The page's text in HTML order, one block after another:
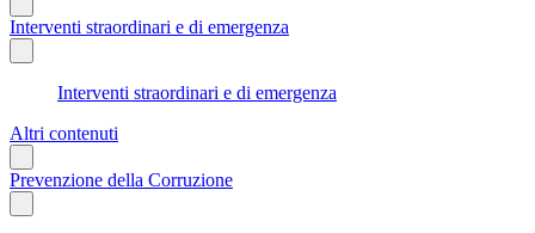
Interventi straordinari e di emergenza
Interventi straordinari e di emergenza
Altri contenuti
Prevenzione della Corruzione